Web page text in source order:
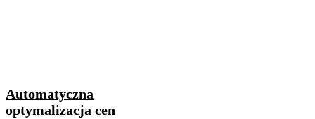
Automatyczna
optymalizacja cen